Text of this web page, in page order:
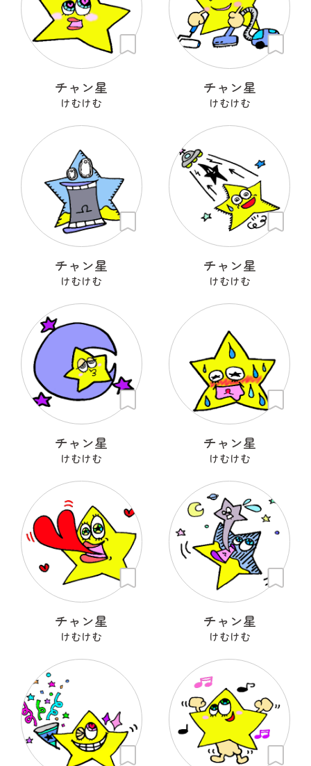
チャン星
けむけむ
チャン星
けむけむ
チャン星
けむけむ
チャン星
けむけむ
チャン星
けむけむ
チャン星
けむけむ
チャン星
けむけむ
チャン星
けむけむ